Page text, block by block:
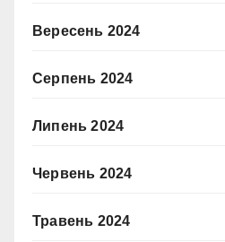
Вересень 2024
Серпень 2024
Липень 2024
Червень 2024
Травень 2024